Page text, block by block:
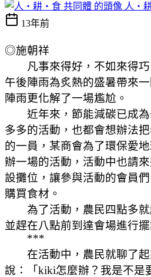
人‧
13年前
◎施朝祥
凡事來得好，不如來得巧
午後陣雨為炙熱的盛暑帶來
陣雨更化解了一場尷尬。
近年來，節能減碳已成為
多多的活動，也都會想辦法
的一員，某商會為了環保愛
辦一場的活動，活動中也請
設攤位，讓參與活動的會員
購買食材。
為了活動，農民四點多就
並趕在八點前到達會場進行
***
在活動中，農民就聊了起
說：「kiki怎麼辦？我是不是